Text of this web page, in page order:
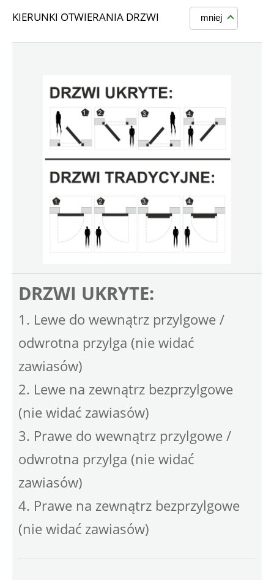
KIERUNKI OTWIERANIA DRZWI mniej
DRZWI UKRYTE:
1. Lewe do wewnątrz przylgowe /
odwrotna przylga (nie widać
zawiasów)
2. Lewe na zewnątrz bezprzylgowe
(nie widać zawiasów)
3. Prawe do wewnątrz przylgowe /
odwrotna przylga (nie widać
zawiasów)
4. Prawe na zewnątrz bezprzylgowe
(nie widać zawiasów)